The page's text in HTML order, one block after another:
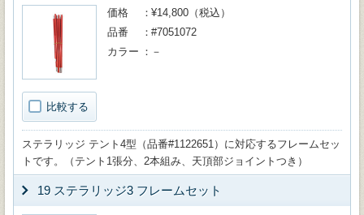
比較する
価格
¥14,800（税込）
品番
#7051072
カラー
－
ステラリッジ テント4型（品番#1122651）に対応するフレームセッ
トです。（テント1張分、2本組み、天頂部ジョイントつき）
19 ステラリッジ3 フレームセット